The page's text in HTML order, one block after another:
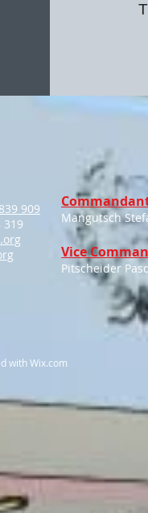
909
319
Mangutsch
Vice
Pitscheider
withWix.com